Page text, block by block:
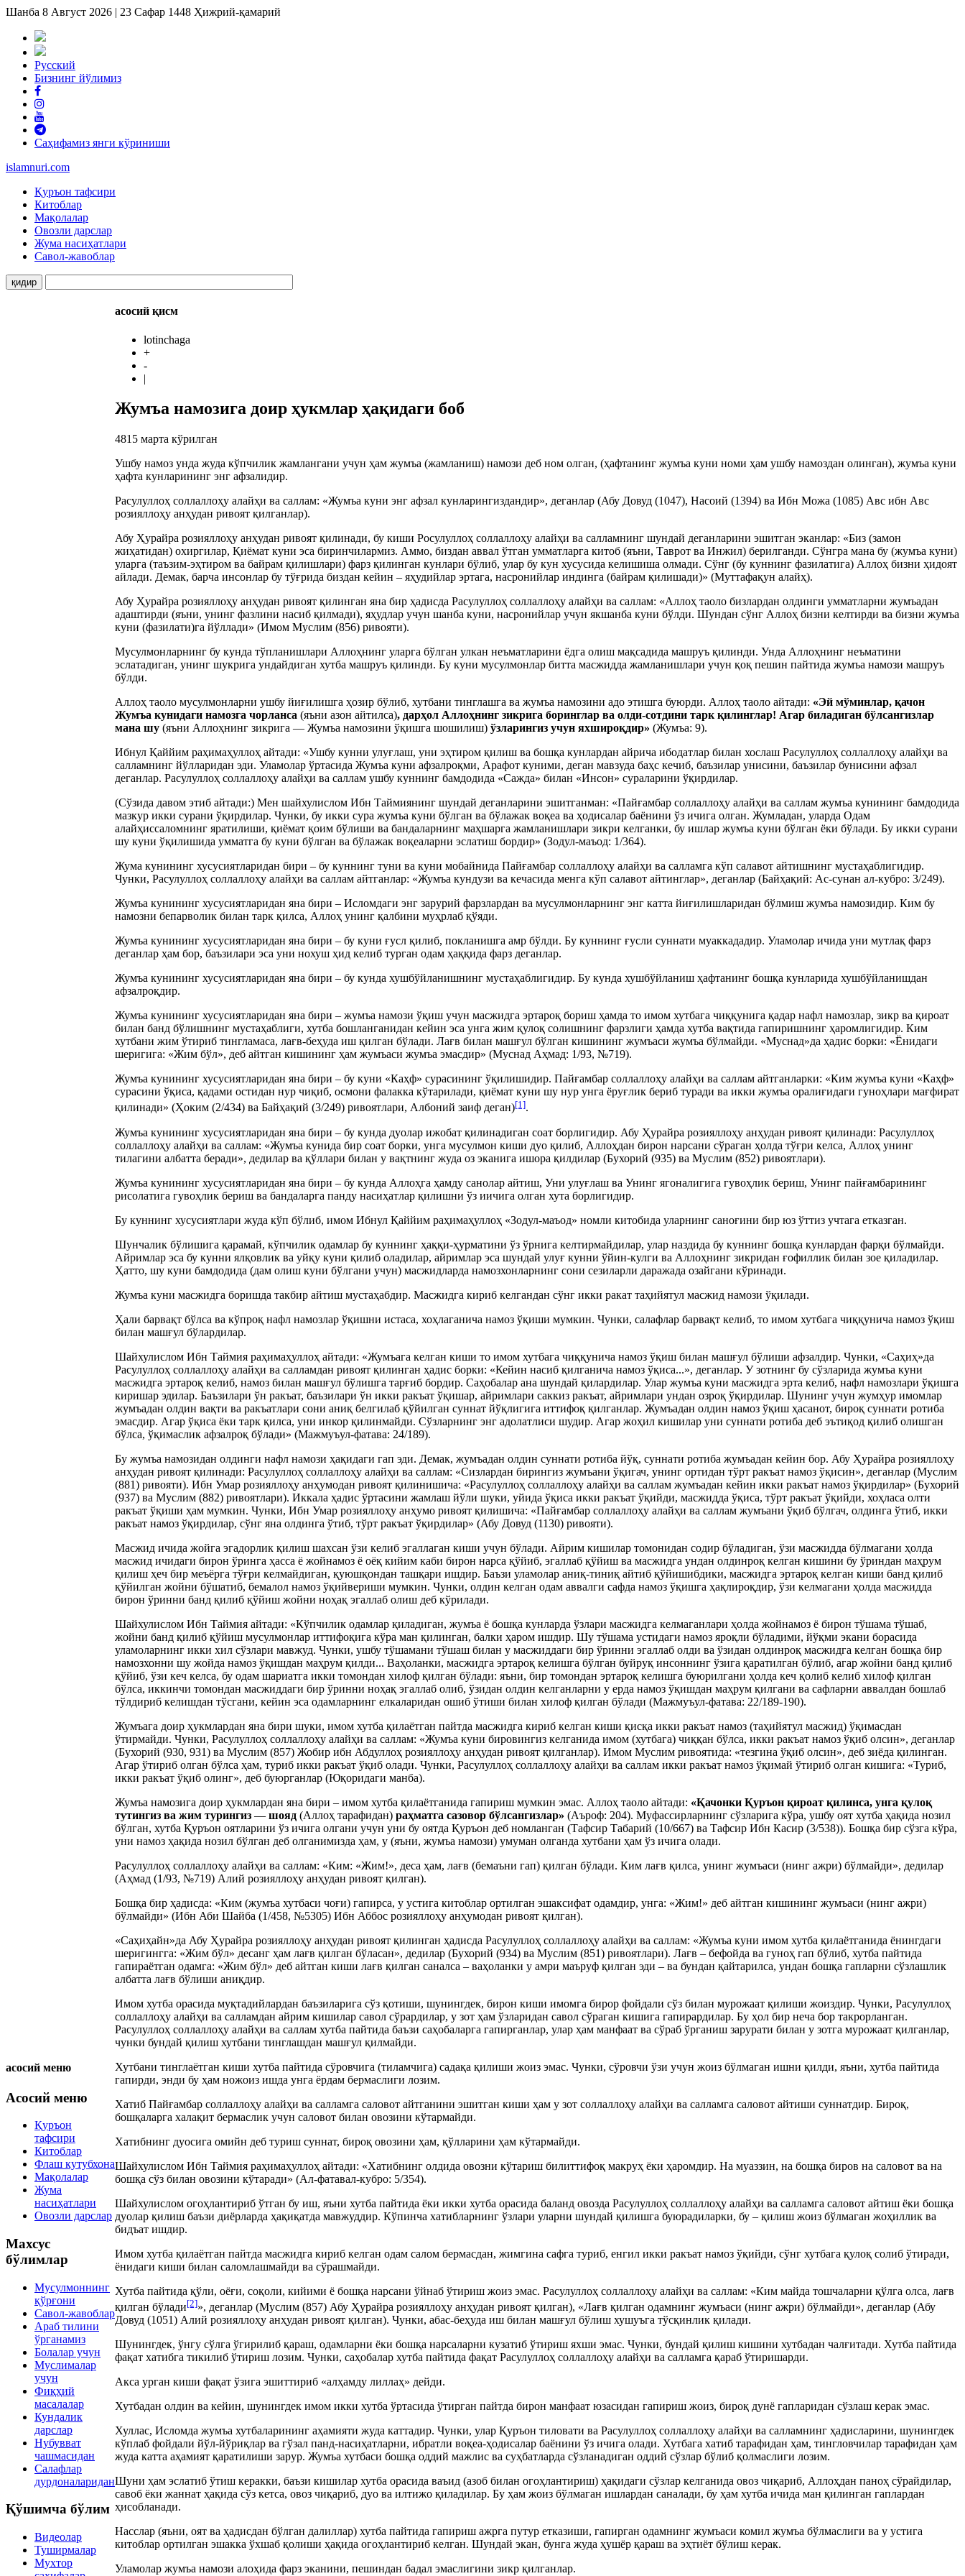
Шанба 8 Август 2026 | 23 Сафар 1448 Ҳижрий-қамарий
Русский
Бизнинг йўлимиз
Саҳифамиз янги кўриниши
islamnuri.com
Қуръон тафсири
Китоблар
Мақолалар
Овозли дарслар
Жума насиҳатлари
Савол-жавоблар
асосий меню
Асосий меню
Қуръон
тафсири
Китоблар
Флаш кутубхона
Мақолалар
Жума
насиҳатлари
Овозли дарслар
Махсус
бўлимлар
Мусулмоннинг
қўрғони
Савол-жавоблар
Араб тилини
ўрганамиз
Болалар учун
Муслималар
учун
Фиқҳий
масалалар
Кундалик
дарслар
Нубувват
чашмасидан
Салафлар
дурдоналаридан
Қўшимча бўлим
Видеолар
Туширмалар
Мухтор
асосий қисм
lotinchaga
+
-
|
Жумъа намозига доир ҳукмлар ҳақидаги боб
4815 марта кўрилган
Ушбу намоз унда жуда кўпчилик жамлангани учун ҳам жумъа (жамланиш) намози деб ном олган, (ҳафтанинг жумъа куни номи ҳам ушбу намоздан олинган), жумъа куни
ҳафта кунларининг энг афзалидир.
Расулуллоҳ соллаллоҳу алайҳи ва саллам: «Жумъа куни энг афзал кунларингиздандир», деганлар (Абу Довуд (1047), Насоий (1394) ва Ибн Можа (1085) Авс ибн Авс
розияллоҳу анҳудан ривоят қилганлар).
Абу Ҳурайра розияллоҳу анҳудан ривоят қилинади, бу киши Росулуллоҳ соллаллоҳу алайҳи ва салламнинг шундай деганларини эшитган эканлар: «Биз (замон
жиҳатидан) охиргилар, Қиёмат куни эса биринчилармиз. Аммо, биздан аввал ўтган умматларга китоб (яъни, Таврот ва Инжил) берилганди. Сўнгра мана бу (жумъа куни)
уларга (таъзим-эҳтиром ва байрам қилишлари) фарз қилинган кунлари бўлиб, улар бу кун хусусида келишиша олмади. Сўнг (бу куннинг фазилатига) Аллоҳ бизни ҳидоят
айлади. Демак, барча инсонлар бу тўғрида биздан кейин – яҳудийлар эртага, насронийлар индинга (байрам қилишади)» (Муттафақун алайҳ).
Абу Ҳурайра розияллоҳу анҳудан ривоят қилинган яна бир ҳадисда Расулуллоҳ соллаллоҳу алайҳи ва саллам: «Аллоҳ таоло бизлардан олдинги умматларни жумъадан
адаштирди (яъни, унинг фазлини насиб қилмади), яҳудлар учун шанба куни, насронийлар учун якшанба куни бўлди. Шундан сўнг Аллоҳ бизни келтирди ва бизни жумъа
куни (фазилати)га йўллади» (Имом Муслим (856) ривояти).
Мусулмонларнинг бу кунда тўпланишлари Аллоҳнинг уларга бўлган улкан неъматларини ёдга олиш мақсадида машруъ қилинди. Унда Аллоҳнинг неъматини
эслатадиган, унинг шукрига ундайдиган хутба машруъ қилинди. Бу куни мусулмонлар битта масжидда жамланишлари учун қоқ пешин пайтида жумъа намози машруъ
бўлди.
Аллоҳ таоло мусулмонларни ушбу йиғилишга ҳозир бўлиб, хутбани тинглашга ва жумъа намозини адо этишга буюрди. Аллоҳ таоло айтади: «Эй мўминлар, қачон
Жумъа кунидаги намозга чорланса (яъни азон айтилса), дарҳол Аллоҳнинг зикрига боринглар ва олди-сотдини тарк қилинглар! Агар биладиган бўлсангизлар
мана шу (яъни Аллоҳнинг зикрига — Жумъа намозини ўқишга шошилиш) ўзларингиз учун яхшироқдир» (Жумъа: 9).
Ибнул Қаййим раҳимаҳуллоҳ айтади: «Ушбу кунни улуғлаш, уни эҳтиром қилиш ва бошқа кунлардан айрича ибодатлар билан хослаш Расулуллоҳ соллаллоҳу алайҳи ва
салламнинг йўлларидан эди. Уламолар ўртасида Жумъа куни афзалроқми, Арафот куними, деган мавзуда баҳс кечиб, баъзилар унисини, баъзилар бунисини афзал
деганлар. Расулуллоҳ соллаллоҳу алайҳи ва саллам ушбу куннинг бамдодида «Сажда» билан «Инсон» сураларини ўқирдилар.
(Сўзида давом этиб айтади:) Мен шайхулислом Ибн Таймиянинг шундай деганларини эшитганман: «Пайғамбар соллаллоҳу алайҳи ва саллам жумъа кунининг бамдодида
мазкур икки сурани ўқирдилар. Чунки, бу икки сура жумъа куни бўлган ва бўлажак воқеа ва ҳодисалар баёнини ўз ичига олган. Жумладан, уларда Одам
алайҳиссаломнинг яратилиши, қиёмат қоим бўлиши ва бандаларнинг маҳшарга жамланишлари зикри келганки, бу ишлар жумъа куни бўлган ёки бўлади. Бу икки сурани
шу куни ўқилишида умматга бу куни бўлган ва бўлажак воқеаларни эслатиш бордир» (Зодул-маъод: 1/364).
Жума кунининг хусусиятларидан бири – бу куннинг туни ва куни мобайнида Пайғамбар соллаллоҳу алайҳи ва салламга кўп салавот айтишнинг мустаҳаблигидир.
Чунки, Расулуллоҳ соллаллоҳу алайҳи ва саллам айтганлар: «Жумъа кундузи ва кечасида менга кўп салавот айтинглар», деганлар (Байҳақий: Ас-сунан ал-кубро: 3/249).
Жумъа кунининг хусусиятларидан яна бири – Исломдаги энг зарурий фарзлардан ва мусулмонларнинг энг катта йиғилишларидан бўлмиш жумъа намозидир. Ким бу
намозни бепарволик билан тарк қилса, Аллоҳ унинг қалбини муҳрлаб қўяди.
Жумъа кунининг хусусиятларидан яна бири – бу куни ғусл қилиб, покланишга амр бўлди. Бу куннинг ғусли суннати муаккададир. Уламолар ичида уни мутлақ фарз
деганлар ҳам бор, баъзилари эса уни нохуш ҳид келиб турган одам ҳаққида фарз деганлар.
Жумъа кунининг хусусиятларидан яна бири – бу кунда хушбўйланишнинг мустаҳаблигидир. Бу кунда хушбўйланиш ҳафтанинг бошқа кунларида хушбўйланишдан
афзалроқдир.
Жумъа кунининг хусусиятларидан яна бири – жумъа намози ўқиш учун масжидга эртароқ бориш ҳамда то имом хутбага чиққунига қадар нафл намозлар, зикр ва қироат
билан банд бўлишнинг мустаҳаблиги, хутба бошланганидан кейин эса унга жим қулоқ солишнинг фарзлиги ҳамда хутба вақтида гапиришнинг ҳаромлигидир. Ким
хутбани жим ўтириб тингламаса, лағв-беҳуда иш қилган бўлади. Лағв билан машғул бўлган кишининг жумъаси жумъа бўлмайди. «Муснад»да ҳадис борки: «Ёнидаги
шеригига: «Жим бўл», деб айтган кишининг ҳам жумъаси жумъа эмасдир» (Муснад Аҳмад: 1/93, №719).
Жумъа кунининг хусусиятларидан яна бири – бу куни «Каҳф» сурасининг ўқилишидир. Пайғамбар соллаллоҳу алайҳи ва саллам айтганларки: «Ким жумъа куни «Каҳф»
сурасини ўқиса, қадами остидан нур чиқиб, осмони фалакка кўтарилади, қиёмат куни шу нур унга ёруғлик бериб туради ва икки жумъа оралиғидаги гуноҳлари мағфират
қилинади» (Ҳоким (2/434) ва Байҳақий (3/249) ривоятлари, Албоний заиф деган)[1].
Жумъа кунининг хусусиятларидан яна бири – бу кунда дуолар ижобат қилинадиган соат борлигидир. Абу Ҳурайра розияллоҳу анҳудан ривоят қилинади: Расулуллоҳ
соллаллоҳу алайҳи ва саллам: «Жумъа кунида бир соат борки, унга мусулмон киши дуо қилиб, Аллоҳдан бирон нарсани сўраган ҳолда тўғри келса, Аллоҳ унинг
тилагини албатта беради», дедилар ва қўллари билан у вақтнинг жуда оз эканига ишора қилдилар (Бухорий (935) ва Муслим (852) ривоятлари).
Жумъа кунининг хусусиятларидан яна бири – бу кунда Аллоҳга ҳамду санолар айтиш, Уни улуғлаш ва Унинг ягоналигига гувоҳлик бериш, Унинг пайғамбарининг
рисолатига гувоҳлик бериш ва бандаларга панду насиҳатлар қилишни ўз иичига олган хута борлигидир.
Бу куннинг хусусиятлари жуда кўп бўлиб, имом Ибнул Қаййим раҳимаҳуллоҳ «Зодул-маъод» номли китобида уларнинг саноғини бир юз ўттиз учтага етказган.
Шунчалик бўлишига қарамай, кўпчилик одамлар бу куннинг ҳаққи-ҳурматини ўз ўрнига келтирмайдилар, улар наздида бу куннинг бошқа кунлардан фарқи бўлмайди.
Айримлар эса бу кунни ялқовлик ва уйқу куни қилиб оладилар, айримлар эса шундай улуғ кунни ўйин-кулги ва Аллоҳнинг зикридан ғофиллик билан зое қиладилар.
Ҳатто, шу куни бамдодида (дам олиш куни бўлгани учун) масжидларда намозхонларнинг сони сезиларли даражада озайгани кўринади.
Жумъа куни масжидга боришда такбир айтиш мустаҳабдир. Масжидга кириб келгандан сўнг икки ракат таҳийятул масжид намози ўқилади.
Ҳали барвақт бўлса ва кўпроқ нафл намозлар ўқишни истаса, хоҳлаганича намоз ўқиши мумкин. Чунки, салафлар барвақт келиб, то имом хутбага чиққунича намоз ўқиш
билан машғул бўлардилар.
Шайхулислом Ибн Таймия раҳимаҳуллоҳ айтади: «Жумъага келган киши то имом хутбага чиққунича намоз ўқиш билан машғул бўлиши афзалдир. Чунки, «Саҳиҳ»да
Расулуллоҳ соллаллоҳу алайҳи ва салламдан ривоят қилинган ҳадис борки: «Кейин насиб қилганича намоз ўқиса...», деганлар. У зотнинг бу сўзларида жумъа куни
масжидга эртароқ келиб, намоз билан машғул бўлишга тарғиб бордир. Саҳобалар ана шундай қилардилар. Улар жумъа куни масжидга эрта келиб, нафл намозлари ўқишга
киришар эдилар. Баъзилари ўн ракъат, баъзилари ўн икки ракъат ўқишар, айримлари саккиз ракъат, айримлари ундан озроқ ўқирдилар. Шунинг учун жумҳур имомлар
жумъадан олдин вақти ва ракъатлари сони аниқ белгилаб қўйилган суннат йўқлигига иттифоқ қилганлар. Жумъадан олдин намоз ўқиш ҳасанот, бироқ суннати ротиба
эмасдир. Агар ўқиса ёки тарк қилса, уни инкор қилинмайди. Сўзларнинг энг адолатлиси шудир. Агар жоҳил кишилар уни суннати ротиба деб эътиқод қилиб олишган
бўлса, ўқимаслик афзалроқ бўлади» (Мажмуъул-фатава: 24/189).
Бу жумъа намозидан олдинги нафл намози ҳақидаги гап эди. Демак, жумъадан олдин суннати ротиба йўқ, суннати ротиба жумъадан кейин бор. Абу Ҳурайра розияллоҳу
анҳудан ривоят қилинади: Расулуллоҳ соллаллоҳу алайҳи ва саллам: «Сизлардан бирингиз жумъани ўқигач, унинг ортидан тўрт ракъат намоз ўқисин», деганлар (Муслим
(881) ривояти). Ибн Умар розияллоҳу анҳумодан ривоят қилинишича: «Расулуллоҳ соллаллоҳу алайҳи ва саллам жумъадан кейин икки ракъат намоз ўқирдилар» (Бухорий
(937) ва Муслим (882) ривоятлари). Иккала ҳадис ўртасини жамлаш йўли шуки, уйида ўқиса икки ракъат ўқийди, масжидда ўқиса, тўрт ракъат ўқийди, хоҳласа олти
ракъат ўқиши ҳам мумкин. Чунки, Ибн Умар розияллоҳу анҳумо ривоят қилишича: «Пайғамбар соллаллоҳу алайҳи ва саллам жумъани ўқиб бўлгач, олдинга ўтиб, икки
ракъат намоз ўқирдилар, сўнг яна олдинга ўтиб, тўрт ракъат ўқирдилар» (Абу Довуд (1130) ривояти).
Масжид ичида жойга эгадорлик қилиш шахсан ўзи келиб эгаллаган киши учун бўлади. Айрим кишилар томонидан содир бўладиган, ўзи масжидда бўлмагани ҳолда
масжид ичидаги бирон ўринга ҳасса ё жойнамоз ё оёқ кийим каби бирон нарса қўйиб, эгаллаб қўйиш ва масжидга ундан олдинроқ келган кишини бу ўриндан маҳрум
қилиш ҳеч бир меъёрга тўғри келмайдиган, қуюшқондан ташқари ишдир. Баъзи уламолар аниқ-тиниқ айтиб қўйишибдики, масжидга эртароқ келган киши банд қилиб
қўйилган жойни бўшатиб, бемалол намоз ўқийвериши мумкин. Чунки, олдин келган одам аввалги сафда намоз ўқишга ҳақлироқдир, ўзи келмагани ҳолда масжидда
бирон ўринни банд қилиб қўйиш жойни ноҳақ эгаллаб олиш деб кўрилади.
Шайхулислом Ибн Таймия айтади: «Кўпчилик одамлар қиладиган, жумъа ё бошқа кунларда ўзлари масжидга келмаганлари ҳолда жойнамоз ё бирон тўшама тўшаб,
жойни банд қилиб қўйиш мусулмонлар иттифоқига кўра ман қилинган, балки ҳаром ишдир. Шу тўшама устидаги намоз яроқли бўладими, йўқми экани борасида
уламоларнинг икки хил сўзлари мавжуд. Чунки, ушбу тўшамани тўшаш билан у масжиддаги бир ўринни эгаллаб олди ва ўзидан олдинроқ масжидга келган бошқа бир
намозхонни шу жойда намоз ўқишдан маҳрум қилди... Ваҳоланки, масжидга эртароқ келишга бўлган буйруқ инсоннинг ўзига қаратилган бўлиб, агар жойни банд қилиб
қўйиб, ўзи кеч келса, бу одам шариатга икки томондан хилоф қилган бўлади: яъни, бир томондан эртароқ келишга буюрилгани ҳолда кеч қолиб келиб хилоф қилган
бўлса, иккинчи томондан масжиддаги бир ўринни ноҳақ эгаллаб олиб, ўзидан олдин келганларни у ерда намоз ўқишдан маҳрум қилгани ва сафларни аввалдан бошлаб
тўлдириб келишдан тўсгани, кейин эса одамларнинг елкаларидан ошиб ўтиши билан хилоф қилган бўлади (Мажмуъул-фатава: 22/189-190).
Жумъага доир ҳукмлардан яна бири шуки, имом хутба қилаётган пайтда масжидга кириб келган киши қисқа икки ракъат намоз (таҳийятул масжид) ўқимасдан
ўтирмайди. Чунки, Расулуллоҳ соллаллоҳу алайҳи ва саллам: «Жумъа куни бировингиз келганида имом (хутбага) чиққан бўлса, икки ракъат намоз ўқиб олсин», деганлар
(Бухорий (930, 931) ва Муслим (857) Жобир ибн Абдуллоҳ розияллоҳу анҳудан ривоят қилганлар). Имом Муслим ривоятида: «тезгина ўқиб олсин», деб зиёда қилинган.
Агар ўтириб олган бўлса ҳам, туриб икки ракъат ўқиб олади. Чунки, Расулуллоҳ соллаллоҳу алайҳи ва саллам икки ракъат намоз ўқимай ўтириб олган кишига: «Туриб,
икки ракъат ўқиб олинг», деб буюрганлар (Юқоридаги манба).
Жумъа намозига доир ҳукмлардан яна бири – имом хутба қилаётганида гапириш мумкин эмас. Аллоҳ таоло айтади: «Қачонки Қуръон қироат қилинса, унга қулоқ
тутингиз ва жим турингиз — шояд (Аллоҳ тарафидан) раҳматга сазовор бўлсангизлар» (Аъроф: 204). Муфассирларнинг сўзларига кўра, ушбу оят хутба ҳақида нозил
бўлган, хутба Қуръон оятларини ўз ичига олгани учун уни бу оятда Қуръон деб номланган (Тафсир Табарий (10/667) ва Тафсир Ибн Касир (3/538)). Бошқа бир сўзга кўра,
уни намоз ҳақида нозил бўлган деб олганимизда ҳам, у (яъни, жумъа намози) умуман олганда хутбани ҳам ўз ичига олади.
Расулуллоҳ соллаллоҳу алайҳи ва саллам: «Ким: «Жим!», деса ҳам, лағв (бемаъни гап) қилган бўлади. Ким лағв қилса, унинг жумъаси (нинг ажри) бўлмайди», дедилар
(Аҳмад (1/93, №719) Алий розияллоҳу анҳудан ривоят қилган).
Бошқа бир ҳадисда: «Ким (жумъа хутбаси чоғи) гапирса, у устига китоблар ортилган эшаксифат одамдир, унга: «Жим!» деб айтган кишининг жумъаси (нинг ажри)
бўлмайди» (Ибн Аби Шайба (1/458, №5305) Ибн Аббос розияллоҳу анҳумодан ривоят қилган).
«Саҳиҳайн»да Абу Ҳурайра розияллоҳу анҳудан ривоят қилинган ҳадисда Расулуллоҳ соллаллоҳу алайҳи ва саллам: «Жумъа куни имом хутба қилаётганида ёнингдаги
шеригингга: «Жим бўл» десанг ҳам лағв қилган бўласан», дедилар (Бухорий (934) ва Муслим (851) ривоятлари). Лағв – бефойда ва гуноҳ гап бўлиб, хутба пайтида
гапираётган одамга: «Жим бўл» деб айтган киши лағв қилган саналса – ваҳоланки у амри маъруф қилган эди – ва бундан қайтарилса, ундан бошқа гапларни сўзлашлик
албатта лағв бўлиши аниқдир.
Имом хутба орасида муқтадийлардан баъзиларига сўз қотиши, шунингдек, бирон киши имомга бирор фойдали сўз билан мурожаат қилиши жоиздир. Чунки, Расулуллоҳ
соллаллоҳу алайҳи ва салламдан айрим кишилар савол сўрардилар, у зот ҳам ўзларидан савол сўраган кишига гапирардилар. Бу ҳол бир неча бор такрорланган.
Расулуллоҳ соллаллоҳу алайҳи ва саллам хутба пайтида баъзи саҳобаларга гапирганлар, улар ҳам манфаат ва сўраб ўрганиш зарурати билан у зотга мурожаат қилганлар,
чунки бундай қилиш хутбани тинглашдан машғул қилмайди.
Хутбани тинглаётган киши хутба пайтида сўровчига (тиламчига) садақа қилиши жоиз эмас. Чунки, сўровчи ўзи учун жоиз бўлмаган ишни қилди, яъни, хутба пайтида
гапирди, энди бу ҳам ножоиз ишда унга ёрдам бермаслиги лозим.
Хатиб Пайғамбар соллаллоҳу алайҳи ва салламга саловот айтганини эшитган киши ҳам у зот соллаллоҳу алайҳи ва салламга саловот айтиши суннатдир. Бироқ,
бошқаларга халақит бермаслик учун саловот билан овозини кўтармайди.
Хатибнинг дуосига омийн деб туриш суннат, бироқ овозини ҳам, қўлларини ҳам кўтармайди.
Шайхулислом Ибн Таймия раҳимаҳуллоҳ айтади: «Хатибнинг олдида овозни кўтариш билиттифоқ макруҳ ёки ҳаромдир. На муаззин, на бошқа биров на саловот ва на
бошқа сўз билан овозини кўтаради» (Ал-фатавал-кубро: 5/354).
Шайхулислом огоҳлантириб ўтган бу иш, яъни хутба пайтида ёки икки хутба орасида баланд овозда Расулуллоҳ соллаллоҳу алайҳи ва салламга саловот айтиш ёки бошқа
дуолар қилиш баъзи диёрларда ҳақиқатда мавжуддир. Кўпинча хатибларнинг ўзлари уларни шундай қилишга буюрадиларки, бу – қилиш жоиз бўлмаган жоҳиллик ва
бидъат ишдир.
Имом хутба қилаётган пайтда масжидга кириб келган одам салом бермасдан, жимгина сафга туриб, енгил икки ракъат намоз ўқийди, сўнг хутбага қулоқ солиб ўтиради,
ёнидаги киши билан саломлашмайди ва сўрашмайди.
Хутба пайтида қўли, оёғи, соқоли, кийими ё бошқа нарсани ўйнаб ўтириш жоиз эмас. Расулуллоҳ соллаллоҳу алайҳи ва саллам: «Ким майда тошчаларни қўлга олса, лағв
қилган бўлади[2]», деганлар (Муслим (857) Абу Ҳурайра розияллоҳу анҳудан ривоят қилган), «Лағв қилган одамнинг жумъаси (нинг ажри) бўлмайди», деганлар (Абу
Довуд (1051) Алий розияллоҳу анҳудан ривоят қилган). Чунки, абас-беҳуда иш билан машғул бўлиш хушуъга тўсқинлик қилади.
Шунингдек, ўнгу сўлга ўгирилиб қараш, одамларни ёки бошқа нарсаларни кузатиб ўтириш яхши эмас. Чунки, бундай қилиш кишини хутбадан чалғитади. Хутба пайтида
фақат хатибга тикилиб ўтириш лозим. Чунки, саҳобалар хутба пайтида фақат Расулуллоҳ соллаллоҳу алайҳи ва салламга қараб ўтиришарди.
Акса урган киши фақат ўзига эшиттириб «алҳамду лиллаҳ» дейди.
Хутбадан олдин ва кейин, шунингдек имом икки хутба ўртасида ўтирган пайтда бирон манфаат юзасидан гапириш жоиз, бироқ дунё гапларидан сўзлаш керак эмас.
Хуллас, Исломда жумъа хутбаларининг аҳамияти жуда каттадир. Чунки, улар Қуръон тиловати ва Расулуллоҳ соллаллоҳу алайҳи ва салламнинг ҳадисларини, шунингдек
кўплаб фойдали йўл-йўриқлар ва гўзал панд-насиҳатларни, ибратли воқеа-ҳодисалар баёнини ўз ичига олади. Хутбага хатиб тарафидан ҳам, тингловчилар тарафидан ҳам
жуда катта аҳамият қаратилиши зарур. Жумъа хутбаси бошқа оддий мажлис ва суҳбатларда сўзланадиган оддий сўзлар бўлиб қолмаслиги лозим.
Шуни ҳам эслатиб ўтиш керакки, баъзи кишилар хутба орасида ваъид (азоб билан огоҳлантириш) ҳақидаги сўзлар келганида овоз чиқариб, Аллоҳдан паноҳ сўрайдилар,
савоб ёки жаннат ҳақида сўз кетса, овоз чиқариб, дуо ва илтижо қиладилар. Бу ҳам жоиз бўлмаган ишлардан саналади, бу ҳам хутба ичида ман қилинган гаплардан
ҳисобланади.
Насслар (яъни, оят ва ҳадисдан бўлган далиллар) хутба пайтида гапириш ажрга путур етказиши, гапирган одамнинг жумъаси комил жумъа бўлмаслиги ва у устига
китоблар ортилган эшакка ўхшаб қолиши ҳақида огоҳлантириб келган. Шундай экан, бунга жуда ҳушёр қараш ва эҳтиёт бўлиш керак.
Уламолар жумъа намози алоҳида фарз эканини, пешиндан бадал эмаслигини зикр қилганлар.